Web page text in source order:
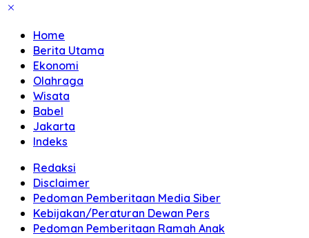
Home
Berita Utama
Ekonomi
Olahraga
Wisata
Babel
Jakarta
Indeks
Redaksi
Disclaimer
Pedoman Pemberitaan Media Siber
Kebijakan/Peraturan Dewan Pers
Pedoman Pemberitaan Ramah Anak